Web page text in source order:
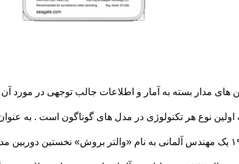
های مدار بسته به آمار و اطلاعات جالب توجهی در مورد آن
نوع هر تکنولوژی در مدل های گوناگون است . به
ادعا می شود که بیش از یک قرن پیش و در سال ۱۹۱۳ یک مهندس آلمانی به نام «والتر بروش» نخستین